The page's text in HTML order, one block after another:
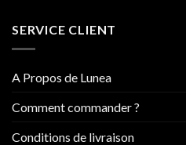
SERVICE CLIENT
A Propos de Lunea
Comment commander ?
Conditions de livraison